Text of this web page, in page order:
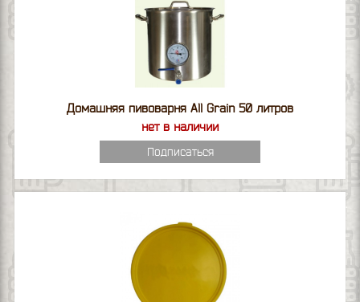
Домашняя пивоварня All Grain 50 литров
нет в наличии
Подписаться